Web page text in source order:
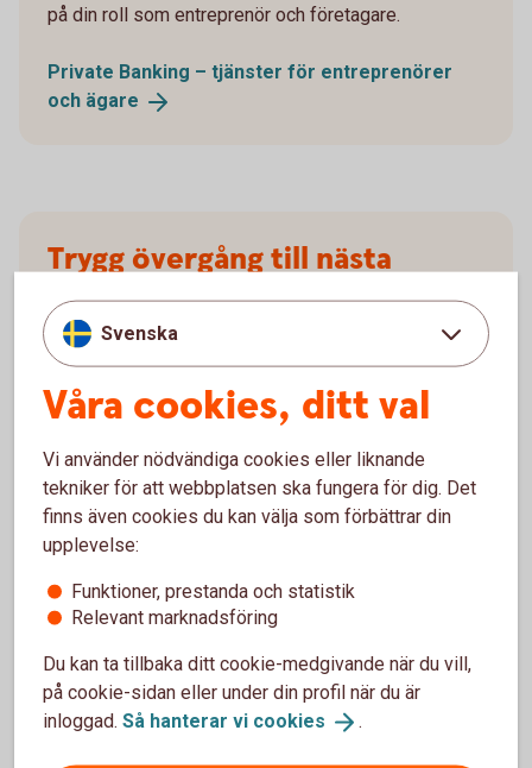
på din roll som entreprenör och företagare.
Private Banking – tjänster för entreprenörer
och ägare
Trygg övergång till nästa
generation
Står du eller din familj inför ett arvskifte eller
Generation får du stöd av erfarna rådgivare och
framtiden – på ett tryggt och långsiktigt sätt.
Private Banking NextGeneration
Så kan ditt kapital växa
Svenska
Våra cookies, ditt val
Vi använder nödvändiga cookies eller liknande
tekniker för att webbplatsen ska fungera för dig. Det
finns även cookies du kan välja som förbättrar din
upplevelse:
Funktioner, prestanda och statistik
Relevant marknadsföring
Du kan ta tillbaka ditt cookie-medgivande när du vill,
på cookie-sidan eller under din profil när du är
inloggad. Så hanterar vi cookies .